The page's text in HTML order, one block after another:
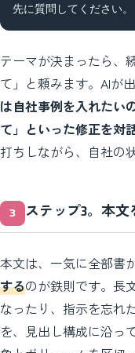
先に質問してください。
テーマが決まったら、
て」と頼みます。AIが
は自社事例を入れたい
て」といった修正を対
打ちしながら、自社の
ステップ3。本
本文は、一気に全部書
するのが鉄則です。長
なったり、指示を忘れ
を、見出し構成に沿っ